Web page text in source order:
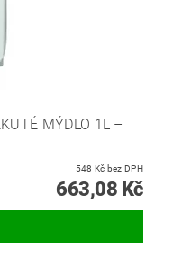
MÝDLO 1L –
548 Kč bez DPH
663,08 Kč